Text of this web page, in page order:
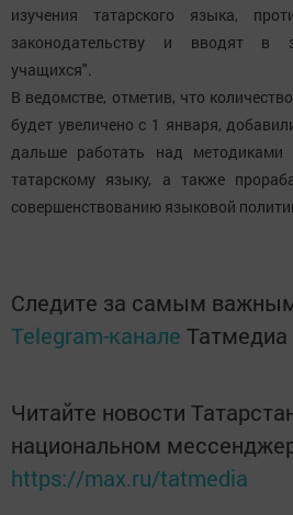
изучения татарского языка,
законодательству и вводят в
учащихся".
В ведомстве, отметив, что
будет увеличено с 1 января,
дальше работать над методиками
татарскому языку, а также
совершенствованию языковой
Следите за самым
Telegram-канале Татмедиа
Читайте новости
национальном
https://max.ru/tatmedia